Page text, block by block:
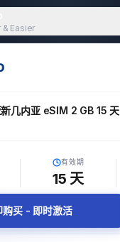
& Easier
新几内亚 eSIM 2 GB 15 天
有效期
15 天
购买 - 即时激活